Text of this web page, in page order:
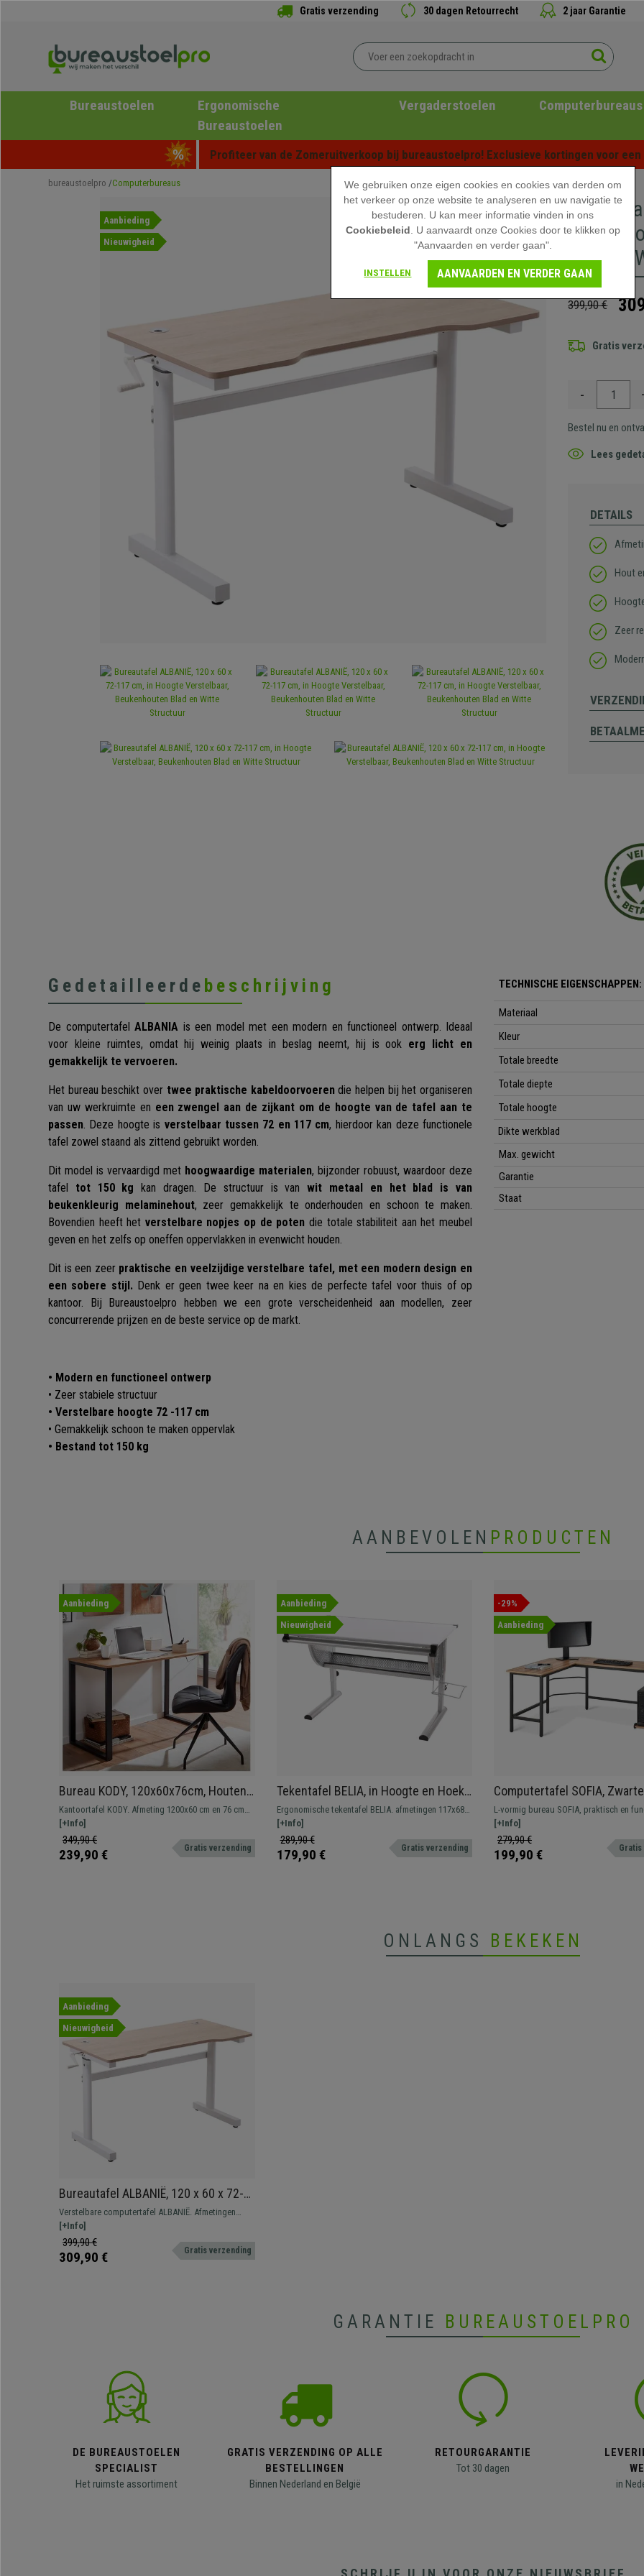
Gratis verzending 30 dagen Retourrecht 2 jaar Garantie
Bureaustoelen
Ergonomische
Bureaustoelen
Vergaderstoelen Computerbureaus
Profiteer van de Zomeruitverkoop bij bureaustoelpro! Exclusieve kortingen voor
bureaustoelpro Computerbureaus
Aanbieding
Nieuwigheid
cm, in
Blad en
399,90 €
Gratis
-
Bestel nu en
Lees
DETAILS
Hout
Zeer
Gedetailleerde beschrijving
De computertafel ALBANIA is een model met een modern en functioneel ontwerp. Ideaal
voor kleine ruimtes, omdat hij weinig plaats in beslag neemt, hij is ook erg licht en
gemakkelijk te vervoeren.
Het bureau beschikt over twee praktische kabeldoorvoerendie helpen bij het organiseren
van uw werkruimte en een zwengel aan de zijkant om de hoogte van de tafel aan te
passen. Deze hoogte is verstelbaar tussen 72 en 117 cm, hierdoor kan deze functionele
tafel zowel staand als zittend gebruikt worden.
Dit model is vervaardigd met hoogwaardige materialen, bijzonder robuust, waardoor deze
tafel tot 150 kg kan dragen. De structuur is vanwit metaal en het blad is van
beukenkleurig melaminehout, zeer gemakkelijk te onderhouden en schoon te maken.
Bovendien heeft het verstelbare nopjes op de poten die totale stabiliteit aan het meubel
geven en het zelfs op oneffen oppervlakken in evenwicht houden.
Dit is een zeer praktische en veelzijdige verstelbare tafel, met een modern design en
een sobere stijl. Denk er geen twee keer na en kies de perfecte tafel voor thuis of op
kantoor. Bij Bureaustoelpro hebben we een grote verscheidenheid aan modellen, zeer
concurrerende prijzen en de beste service op de markt.
• Modern en functioneel ontwerp
• Zeer stabiele structuur
• Verstelbare hoogte 72 -117 cm
• Gemakkelijk schoon te maken oppervlak
• Bestand tot 150 kg
TECHNISCHE EIGENSCHAPPEN:
Materiaal
Kleur
Totale breedte
Totale diepte
Totale hoogte
Dikte werkblad
Max. gewicht
Garantie
Staat
AANBEVOLEN PRODUCTEN
Aanbieding
Bureau KODY, 120x60x76cm, Houten
Blad en Metalen Structuur
Kantoortafel KODY. Afmeting 1200x60 cm en 76 cm
hoog. Metalen frame, houten blad.
[+Info]
349,90 €
239,90 € Gratis verzending
Aanbieding
Nieuwigheid
Tekentafel BELIA, in Hoogte en Hoek
Verstelbaar Werkblad, 118 x 68 cm,
Wit
Ergonomische tekentafel BELIA. afmetingen 117x68
en verstelbare hoogte van 62 tot 92 cm. Kantelbaar
oppervlak, perfect voor studie (gebruik vanaf 4 jaar)
met modern design, afgeronde afwerking voor een
ongelooflijke prijs.
[+Info]
289,90 €
179,90 € Gratis verzending
-29%
Aanbieding
Computertafel SOFIA,
Structuur 168x125x75cm,
Eikenhouten Blad
L-vormig bureau SOFIA, praktisch en
CPU-houder en voorzien van wielen.
[+Info]
279,90 €
199,90 € Gratis
ONLANGS BEKEKEN
Aanbieding
Nieuwigheid
Bureautafel ALBANIË, 120 x 60 x 72-
117 cm, in Hoogte Verstelbaar,
Beukenhouten Blad en Witte
Structuur
Verstelbare computertafel ALBANIË. Afmetingen
120x60x72-117 cm hoog. Zeer licht en gemakkelijk te
vervoeren. Bijzonder resistent tot 150 kg.
[+Info]
399,90 €
309,90 € Gratis verzending
GARANTIE BUREAUSTOELPRO
DE BUREAUSTOELEN
SPECIALIST
Het ruimste assortiment
GRATIS VERZENDING OP ALLE
BESTELLINGEN
Binnen Nederland en België
RETOURGARANTIE
Tot 30 dagen
in
We gebruiken onze eigen cookies en cookies van derden om
het verkeer op onze website te analyseren en uw navigatie te
bestuderen. U kan meer informatie vinden in ons
Cookiebeleid . U aanvaardt onze Cookies door te klikken op
"Aanvaarden en verder gaan".
INSTELLEN AANVAARDEN EN VERDER GAAN